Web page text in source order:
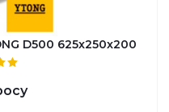
D500 625x250x200